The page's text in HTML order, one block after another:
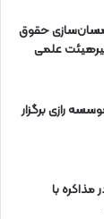
حقوق
علمی
رازی برگزار
با